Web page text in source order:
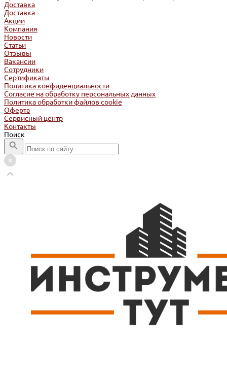
Доставка
Доставка
Акции
Компания
Новости
Статьи
Отзывы
Вакансии
Сотрудники
Сертификаты
Политика конфиденциальности
Согласие на обработку персональных данных
Политика обработки файлов cookie
Оферта
Сервисный центр
Контакты
Поиск